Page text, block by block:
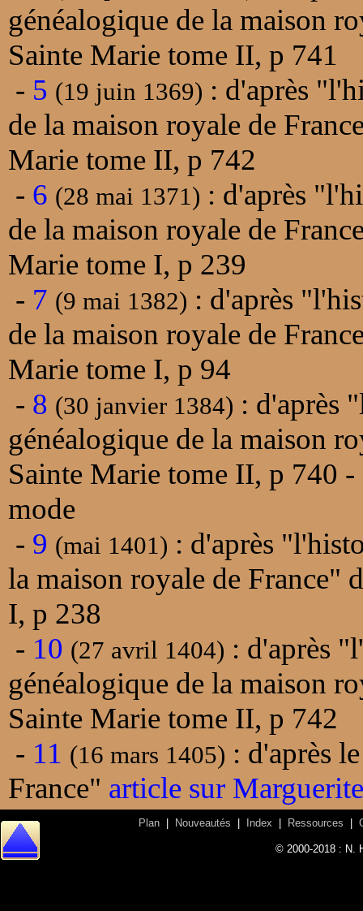
généalogique de la maison
Sainte Marie tome II, p 741
- 5 (19 juin 1369) : d'après
de la maison royale de
Marie tome II, p 742
- 6 (28 mai 1371) : d'après
de la maison royale de
Marie tome I, p 239
- 7 (9 mai 1382) : d'après
de la maison royale de
Marie tome I, p 94
- 8 (30 janvier 1384) : d'après
généalogique de la maison
Sainte Marie tome II, p 740
mode
- 9 (mai 1401) : d'après
la maison royale de France"
I, p 238
- 10 (27 avril 1404) : d'après
généalogique de la maison
Sainte Marie tome II, p 742
- 11 (16 mars 1405) : d'après
France" article sur
Plan Nouveautés Index Ressources
© 2000-2018 : N.